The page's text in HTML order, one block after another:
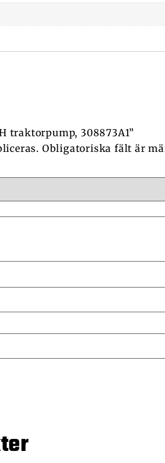
traktorpump, 308873A1”
Obligatoriska fält är